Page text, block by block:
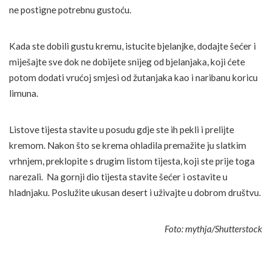
ne postigne potrebnu gustoću.
Kada ste dobili gustu kremu, istucite bjelanjke, dodajte šećer i
miješajte sve dok ne dobijete snijeg od bjelanjaka, koji ćete
potom dodati vrućoj smjesi od žutanjaka kao i naribanu koricu
limuna.
Listove tijesta stavite u posudu gdje ste ih pekli i prelijte
kremom. Nakon što se krema ohladila premažite ju slatkim
vrhnjem, preklopite s drugim listom tijesta, koji ste prije toga
narezali. Na gornji dio tijesta stavite šećer i ostavite u
hladnjaku. Poslužite ukusan desert i uživajte u dobrom društvu.
Foto: mythja/Shutterstock